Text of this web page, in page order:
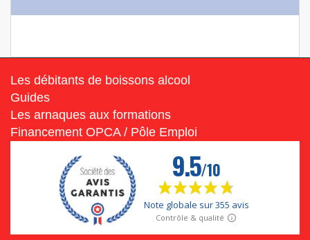
Les débitants de boissons alcool
Guides
Les arnaques aux formations
Financement OPCA / Pôle Emploi